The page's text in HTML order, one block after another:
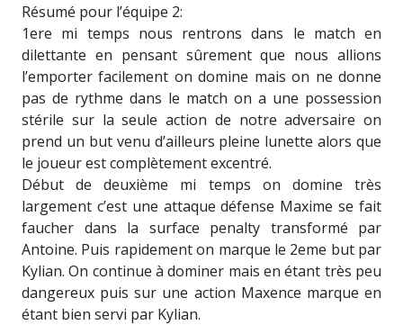
Résumé pour l’équipe 2:
1ere mi temps nous rentrons dans le match en
dilettante en pensant sûrement que nous allions
l’emporter facilement on domine mais on ne donne
pas de rythme dans le match on a une possession
stérile sur la seule action de notre adversaire on
prend un but venu d’ailleurs pleine lunette alors que
le joueur est complètement excentré.
Début de deuxième mi temps on domine très
largement c’est une attaque défense Maxime se fait
faucher dans la surface penalty transformé par
Antoine. Puis rapidement on marque le 2eme but par
Kylian. On continue à dominer mais en étant très peu
dangereux puis sur une action Maxence marque en
étant bien servi par Kylian.